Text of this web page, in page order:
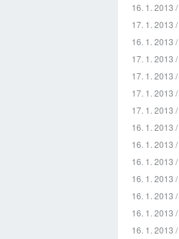
16. 1. 2013 /
17. 1. 2013 /
16. 1. 2013 /
17. 1. 2013 /
17. 1. 2013 /
17. 1. 2013 /
17. 1. 2013 /
16. 1. 2013 /
16. 1. 2013 /
16. 1. 2013 /
16. 1. 2013 /
16. 1. 2013 /
16. 1. 2013 /
16. 1. 2013 /